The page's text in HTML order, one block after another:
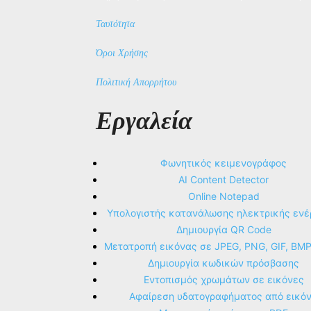
Ταυτότητα
Όροι Χρήσης
Πολιτική Απορρήτου
Εργαλεία
Φωνητικός κειμενογράφος
AI Content Detector
Online Notepad
Υπολογιστής κατανάλωσης ηλεκτρικής
Δημιουργία QR Code
Μετατροπή εικόνας σε JPEG, PNG, GIF,
Δημιουργία κωδικών πρόσβασης
Εντοπισμός χρωμάτων σε εικόνες
Αφαίρεση υδατογραφήματος από